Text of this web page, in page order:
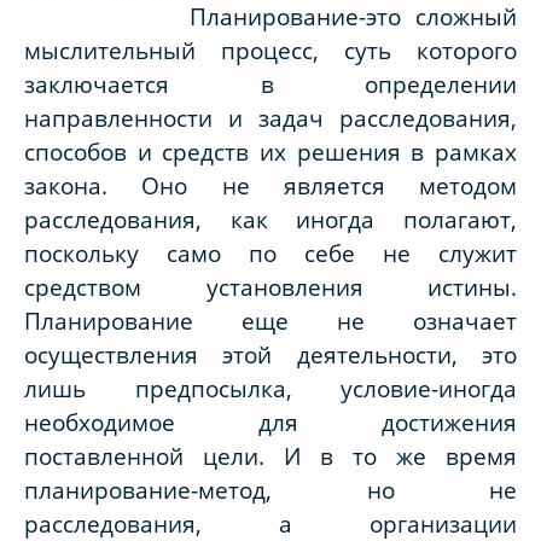
Планирование-это сложный
мыслительный процесс, суть которого
заключается в определении
направленности и задач расследования,
способов и средств их решения в рамках
закона. Оно не является методом
расследования, как иногда полагают,
поскольку само по себе не служит
средством установления истины.
Планирование еще не означает
осуществления этой деятельности, это
лишь предпосылка, условие-иногда
необходимое для достижения
поставленной цели. И в то же время
планирование-метод, но не
расследования, а организации